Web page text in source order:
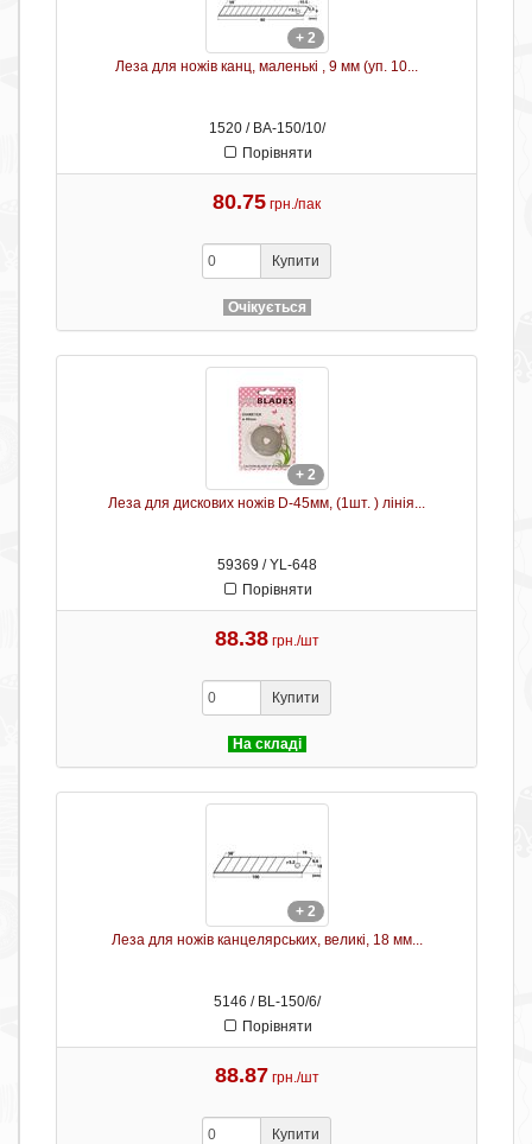
+ 2
Леза для ножів канц, маленькі , 9 мм (уп. 10...
1520 / BA-150/10/
Порівняти
80.75 грн./пак
Купити
Очікується
+ 2
Леза для дискових ножів D-45мм, (1шт. ) лінія...
59369 / YL-648
Порівняти
88.38 грн./шт
Купити
На складі
+ 2
Леза для ножів канцелярських, великі, 18 мм...
5146 / BL-150/6/
Порівняти
88.87 грн./шт
Купити